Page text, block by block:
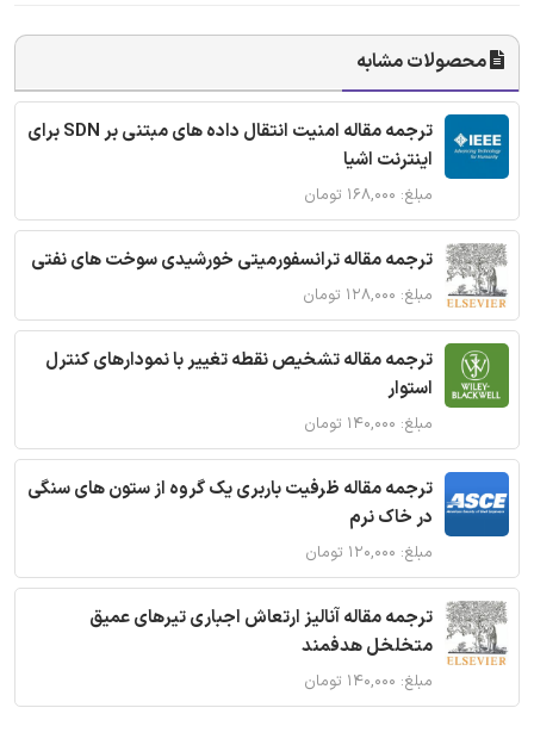
محصولات مشابه
ترجمه مقاله امنیت انتقال داده های مبتنی بر SDN برای
اینترنت اشیا
مبلغ: ۱۶۸,۰۰۰ تومان
ترجمه مقاله ترانسفورمیتی خورشیدی سوخت های نفتی
مبلغ: ۱۲۸,۰۰۰ تومان
ترجمه مقاله تشخیص نقطه تغییر با نمودارهای کنترل
استوار
مبلغ: ۱۴۰,۰۰۰ تومان
ترجمه مقاله ظرفیت باربری یک گروه از ستون های سنگی
در خاک نرم
مبلغ: ۱۲۰,۰۰۰ تومان
ترجمه مقاله آنالیز ارتعاش اجباری تیرهای عمیق
متخلخل هدفمند
مبلغ: ۱۴۰,۰۰۰ تومان